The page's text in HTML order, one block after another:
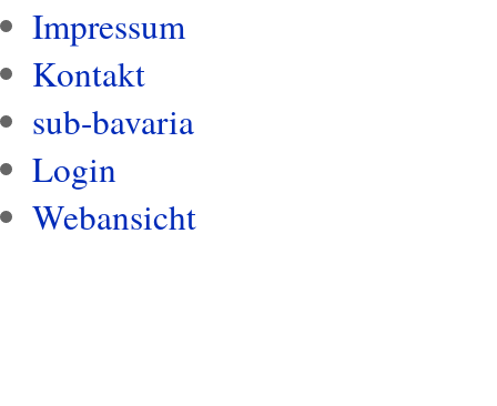
Impressum
Kontakt
sub-bavaria
Login
Webansicht